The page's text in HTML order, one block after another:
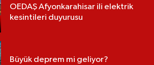
OEDAŞ Afyonkarahisar ili elektrik
kesintileri duyurusu
Büyük deprem mi geliyor?